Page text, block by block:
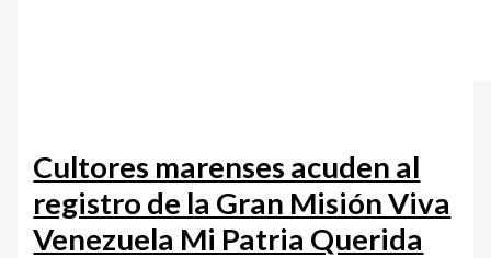
Cultores marenses acuden al
registro de la Gran Misión Viva
Venezuela Mi Patria Querida